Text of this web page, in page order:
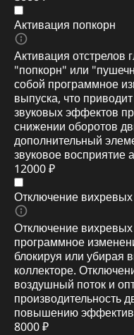
Активация попкорн
Активация отстрелов
"попкорн" или
собой программное
выпуска, что
звуковых эффектов
снижении оборотов
дополнительный
звуковое восприятие
12000 ₽
Отключение вихревых
Отключение вихревых
программное
блокируя или убирая
коллекторе.
воздушный поток и
производительность
повышению
8000 ₽